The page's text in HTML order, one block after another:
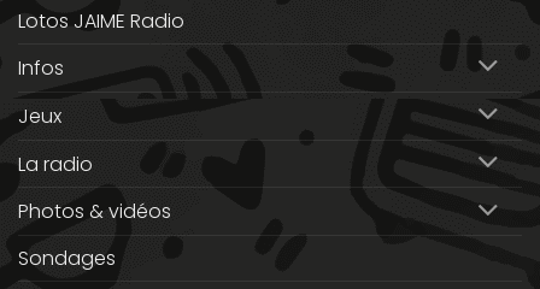
Lotos JAIME Radio
Infos
Jeux
La radio
Photos & vidéos
Sondages